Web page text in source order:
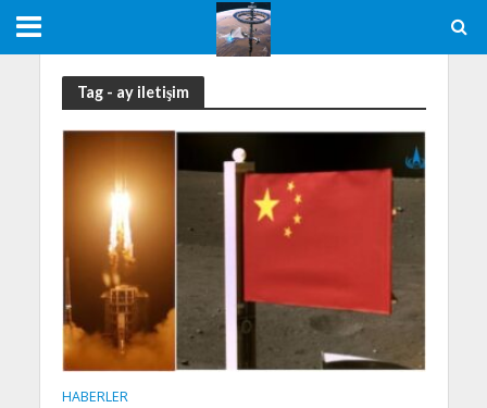
Tag - ay iletişim
HABERLER